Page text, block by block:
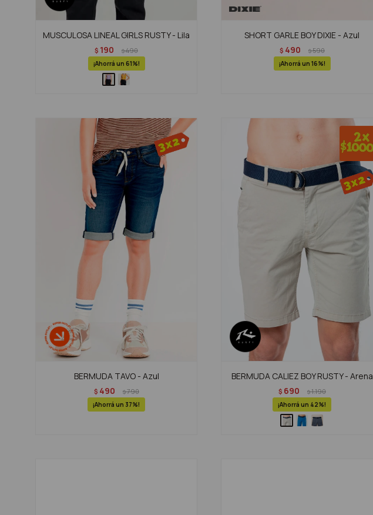
MUSCULOSA LINEAL GIRLS RUSTY - Lila
$ 190 $490
61
SHORT GARLE BOY DIXIE - Azul
$ 490 $590
16
BERMUDA TAVO - Azul
$ 490 $790
37
BERMUDA CALIEZ BOY RUSTY - Arena
$ 690 $1.190
42